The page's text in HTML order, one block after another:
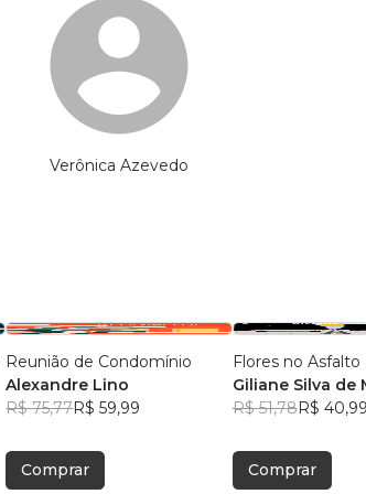
Verônica Azevedo
Reunião de Condomínio
Alexandre Lino
R$ 75,77R$ 59,99
Comprar
Flores no Asfalto
Giliane Silva de
R$ 51,78R$ 40,99
Comprar